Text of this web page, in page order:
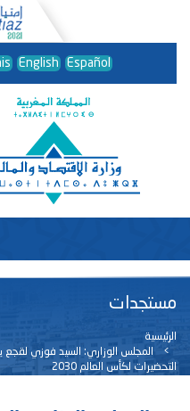
English Español
مستجدات
الرئيسية
المجلس الوزاري: السيد فوزي
التحضيرات لكأس العالم 2030